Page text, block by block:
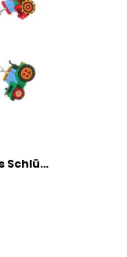
HOOTNEE 6 Stück Teiliges Schlüsselanhänger Baufahrzeuge für Kindergeburtstagsfeiern Farm Thema Schlüsselringe Schulpreise und Party Mitgebsel Dekorative Anhänger für Taschen und Mehr